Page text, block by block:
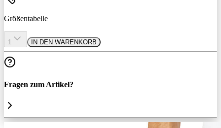
Größentabelle
1 IN DEN WARENKORB
Fragen zum Artikel?